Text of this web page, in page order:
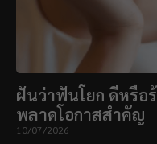
ฝันว่าฟันโยก ดีหรือ
พลาดโอกาสสำคัญ
10/07/2026